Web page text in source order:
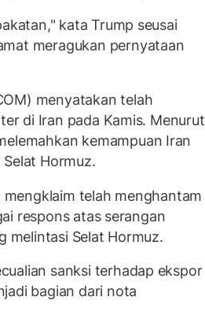
kata Trump seusai
meragukan pernyataan
menyatakan telah
di Iran pada Kamis. Menurut
kemampuan Iran
Hormuz.
mengklaim telah menghantam
respons atas serangan
melintasi Selat Hormuz.
sanksi terhadap ekspor
bagian dari nota